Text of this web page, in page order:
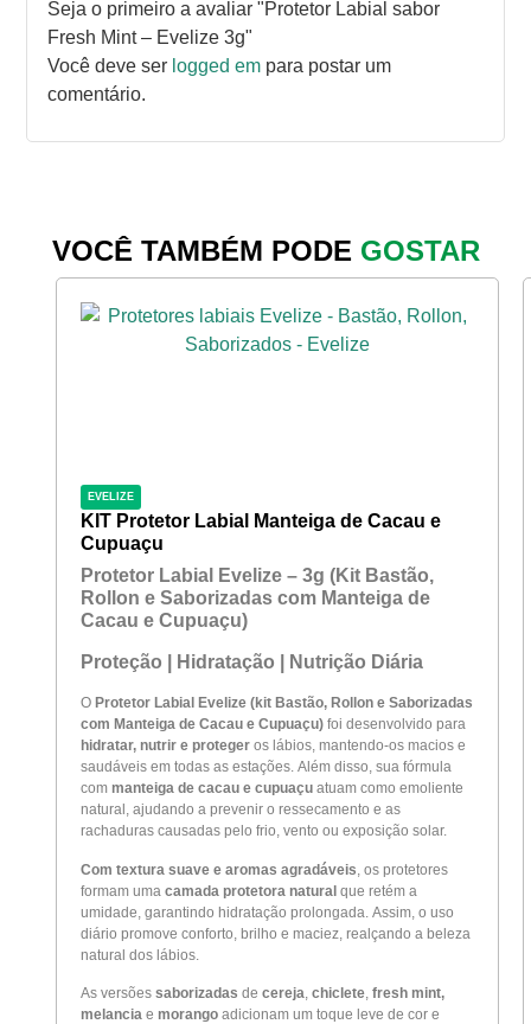
Seja o primeiro a avaliar "Protetor Labial sabor
Fresh Mint – Evelize 3g"
Você deve ser logged empara postar um
comentário.
VOCÊ TAMBÉM PODE GOSTAR
EVELIZE
KIT Protetor Labial Manteiga de Cacau e
Cupuaçu
Protetor Labial Evelize – 3g (Kit Bastão,
Rollon e Saborizadas com Manteiga de
Cacau e Cupuaçu)
Proteção | Hidratação | Nutrição Diária
O Protetor Labial Evelize (kit Bastão, Rollon e Saborizadas
com Manteiga de Cacau e Cupuaçu) foi desenvolvido para
hidratar, nutrir e proteger os lábios, mantendo-os macios e
saudáveis em todas as estações. Além disso, sua fórmula
commanteiga de cacau e cupuaçu atuam como emoliente
natural, ajudando a prevenir o ressecamento e as
rachaduras causadas pelo frio, vento ou exposição solar.
Com textura suave e aromas agradáveis , os protetores
formam umacamada protetora natural que retém a
umidade, garantindo hidratação prolongada. Assim, o uso
diário promove conforto, brilho e maciez, realçando a beleza
natural dos lábios.
As versõessaborizadas decereja,chiclete,fresh mint,
melancia emorango adicionam um toque leve de cor e